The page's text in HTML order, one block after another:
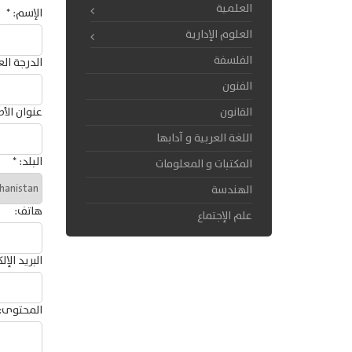
العلمية
العلوم الإدارية
الفلسفة
الفنون
القانون
اللغة العربية و آدابها
المكتبات و المعلومات
الهندسة
علم الإجتماع
الإسم:*
الدرجة
عنوان
البلد:*
هاتف:
البريد
المحتوى: